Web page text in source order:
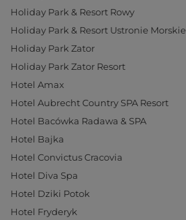
Holiday Park & Resort Rowy
Holiday Park & Resort Ustronie Morskie
Holiday Park Zator
Holiday Park Zator Resort
Hotel Amax
Hotel Aubrecht Country SPA Resort
Hotel Bacówka Radawa & SPA
Hotel Bajka
Hotel Convictus Cracovia
Hotel Diva Spa
Hotel Dziki Potok
Hotel Fryderyk